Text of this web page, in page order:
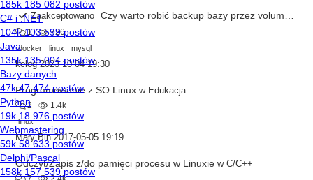
Zaakceptowano Czy warto robić backup bazy przez volume kontenera?
1
726
docker
linux mysql
kelog 2023-10-04 19:30
Programowanie z SO Linux w Edukacja
2
1.4k
linux
Mały Bin 2017-05-05 19:19
Odczyt/Zapis z/do pamięci procesu w Linuxie w C/C++